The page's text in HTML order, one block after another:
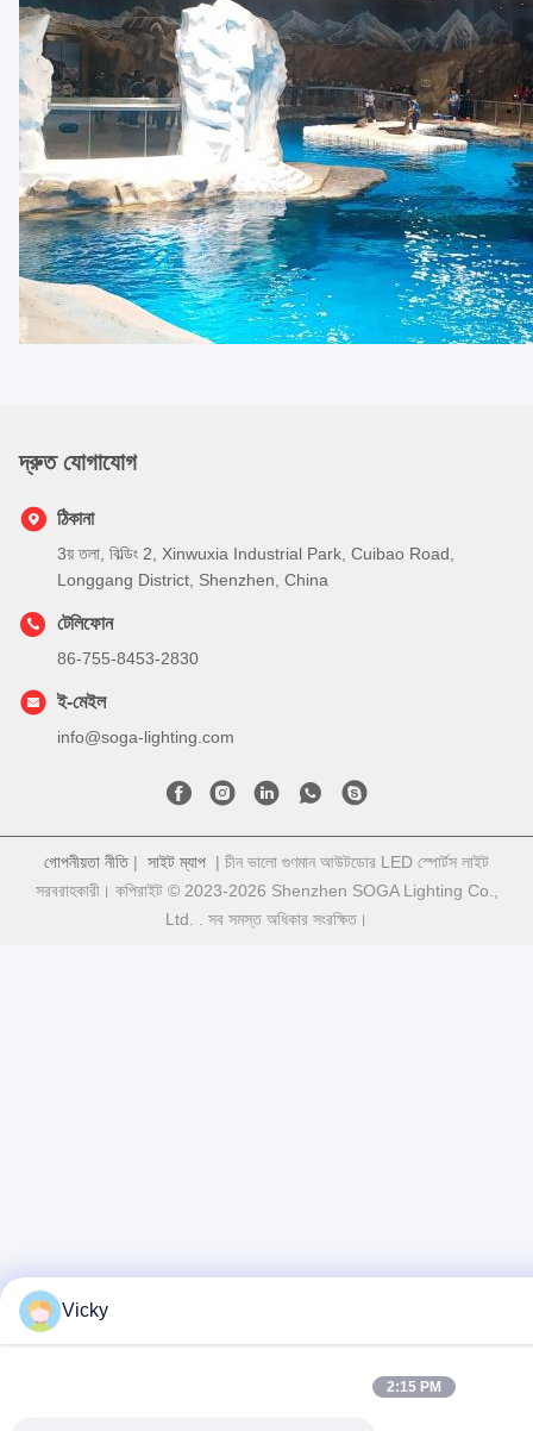
দ্রুত যোগাযোগ
ঠিকানা
3য় তলা, বিল্ডিং 2, Xinwuxia Industrial Park, Cuibao Road,
Longgang District, Shenzhen, China
টেলিফোন
86-755-8453-2830
ই-মেইল
info@soga-lighting.com
গোপনীয়তা নীতি| সাইট ম্যাপ | চীন ভালো গুণমান আউটডোর LED স্পোর্টস লাইট
সরবরাহকারী। কপিরাইট © 2023-2026 Shenzhen SOGA Lighting Co.,
Ltd. . সব সমস্ত অধিকার সংরক্ষিত।
Vicky
2:15 PM